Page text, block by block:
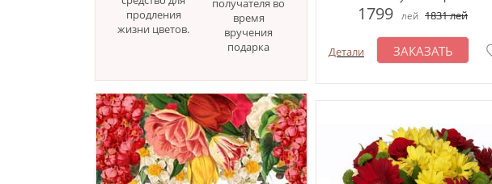
продления
жизни цветов.
получателя во
время
вручения
подарка
1799 лей 1831лей
Детали ЗАКАЗАТЬ